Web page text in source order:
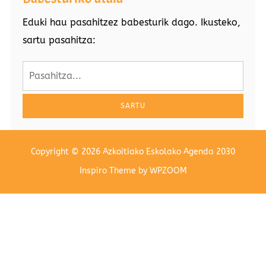
Eduki hau pasahitzez babesturik dago. Ikusteko,
sartu pasahitza:
SARTU
Copyright © 2026 Azkoitiako Eskolako Agenda 2030
Inspiro Theme by WPZOOM